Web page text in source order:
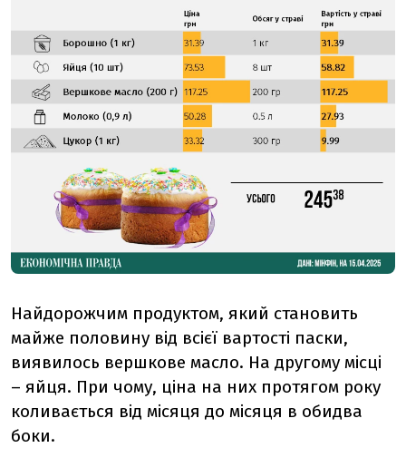
Найдорожчим продуктом, який становить
майже половину від всієї вартості паски,
виявилось вершкове масло. На другому місці
– яйця. При чому, ціна на них протягом року
коливається від місяця до місяця в обидва
боки.